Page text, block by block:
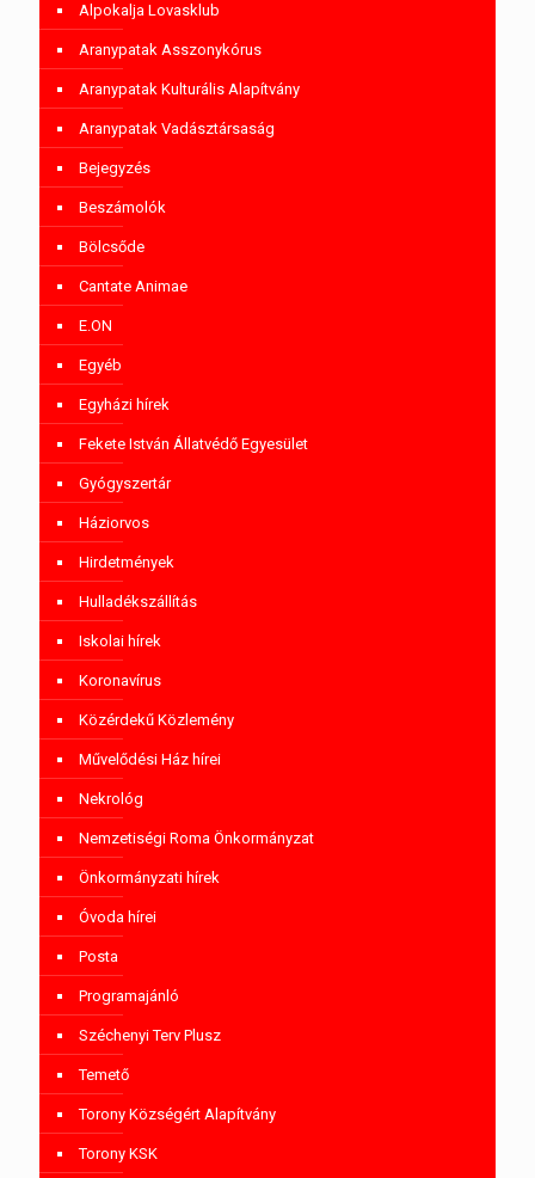
Alpokalja Lovasklub
Aranypatak Asszonykórus
Aranypatak Kulturális Alapítvány
Aranypatak Vadásztársaság
Bejegyzés
Beszámolók
Bölcsőde
Cantate Animae
E.ON
Egyéb
Egyházi hírek
Fekete István Állatvédő Egyesület
Gyógyszertár
Háziorvos
Hirdetmények
Hulladékszállítás
Iskolai hírek
Koronavírus
Közérdekű Közlemény
Művelődési Ház hírei
Nekrológ
Nemzetiségi Roma Önkormányzat
Önkormányzati hírek
Óvoda hírei
Posta
Programajánló
Széchenyi Terv Plusz
Temető
Torony Községért Alapítvány
Torony KSK